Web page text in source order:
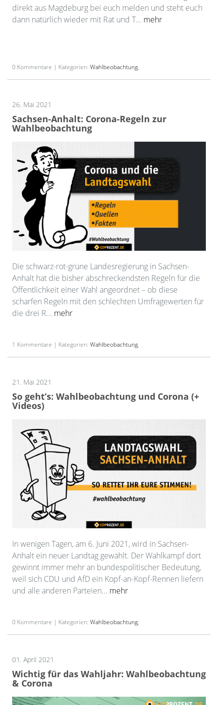
direkt aus Magdeburg bei euch melden und steht euch
dann natürlich wieder mit Rat und T... mehr
0 Kommentare | Kategorien: Wahlbeobachtung,
26. Mai 2021
Sachsen-Anhalt: Corona-Regeln zur
Wahlbeobachtung
Die schwarz-rot-grüne Landesregierung in Sachsen-
Anhalt hat die bisher abschreckendsten Regeln für die
Öffentlichkeit einer Wahl angeordnet – ob diese
scharfen Regeln mit den schlechten Umfragewerten für
die drei R... mehr
1 Kommentare | Kategorien: Wahlbeobachtung,
21. Mai 2021
So geht’s: Wahlbeobachtung und Corona (+
Videos)
In wenigen Tagen, am 6. Juni 2021, wird in Sachsen-
Anhalt ein neuer Landtag gewählt. Der Wahlkampf dort
gewinnt immer mehr an bundespolitischer Bedeutung,
weil sich CDU und AfD ein Kopf-an-Kopf-Rennen liefern
und alle anderen Parteien... mehr
0 Kommentare | Kategorien: Wahlbeobachtung,
01. April 2021
Wichtig für das Wahljahr: Wahlbeobachtung
& Corona